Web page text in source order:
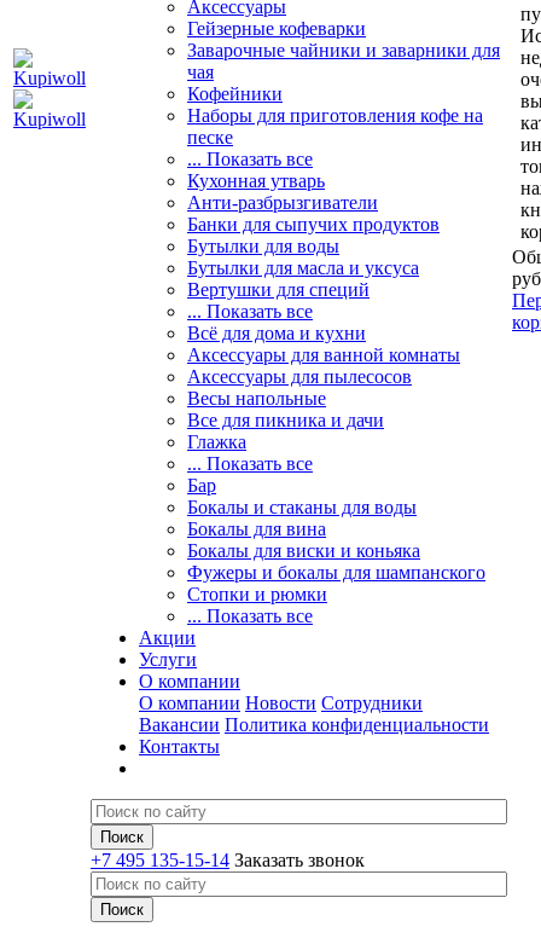
Аксессуары
Гейзерные кофеварки
Заварочные чайники и заварники для
чая
Кофейники
Наборы для приготовления кофе на
песке
... Показать все
Кухонная утварь
Анти-разбрызгиватели
Банки для сыпучих продуктов
Бутылки для воды
Бутылки для масла и уксуса
Вертушки для специй
... Показать все
Всё для дома и кухни
Аксессуары для ванной комнаты
Аксессуары для пылесосов
Весы напольные
Все для пикника и дачи
Глажка
... Показать все
Бар
Бокалы и стаканы для воды
Бокалы для вина
Бокалы для виски и коньяка
Фужеры и бокалы для шампанского
Стопки и рюмки
... Показать все
Акции
Услуги
О компании
О компании Новости Сотрудники
Вакансии Политика конфиденциальности
Контакты
+7 495 135-15-14 Заказать звонок